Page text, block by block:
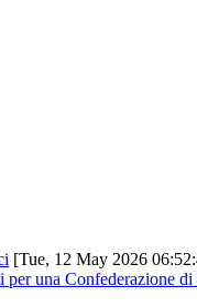
[Tue, 12 May 2026
una Confederazione di